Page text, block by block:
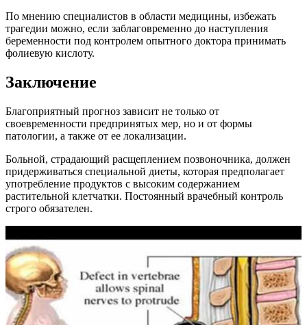
По мнению специалистов в области медицины, избежать
трагедии можно, если заблаговременно до наступления
беременности под контролем опытного доктора принимать
фолиевую кислоту.
Заключение
Благоприятный прогноз зависит не только от
своевременности предпринятых мер, но и от формы
патологии, а также от ее локализации.
Больной, страдающий расщеплением позвоночника, должен
придерживаться специальной диеты, которая предполагает
употребление продуктов с высоким содержанием
растительной клетчатки. Постоянный врачебный контроль
строго обязателен.